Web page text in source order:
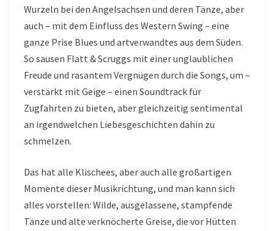
Wurzeln bei den Angelsachsen und deren Tänze, aber
auch – mit dem Einfluss des Western Swing – eine
ganze Prise Blues und artverwandtes aus dem Süden.
So sausen Flatt & Scruggs mit einer unglaublichen
Freude und rasantem Vergnügen durch die Songs, um –
verstärkt mit Geige – einen Soundtrack für
Zugfahrten zu bieten, aber gleichzeitig sentimental
an irgendwelchen Liebesgeschichten dahin zu
schmelzen.
Das hat alle Klischees, aber auch alle großartigen
Momente dieser Musikrichtung, und man kann sich
alles vorstellen: Wilde, ausgelassene, stampfende
Tänze und alte verknöcherte Greise, die vor Hütten